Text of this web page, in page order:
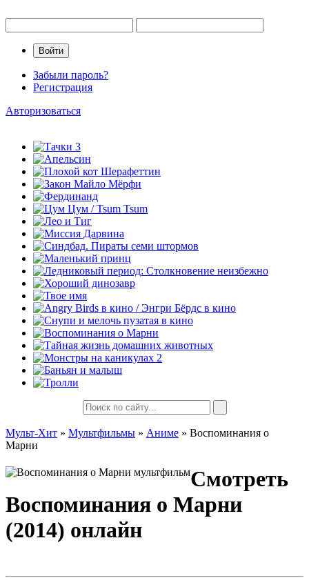
Забыли пароль?
Регистрация
Авторизоваться
Мульт-Хит » Мультфильмы » Аниме » Воспоминания о
Марни
Смотреть
Воспоминания о Марни
(2014) онлайн